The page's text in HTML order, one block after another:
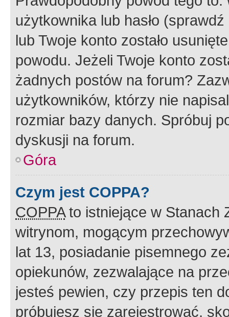
użytkownika lub hasło
lub Twoje konto zostało
powodu. Jeżeli Twoje konto
żadnych postów na forum?
użytkowników, którzy nie
rozmiar bazy danych. Spróbuj
dyskusji na forum.
Góra
Czym jest COPPA?
COPPAto istniejące w Stanach
witrynom, mogącym
lat 13, posiadanie pisemnego
opiekunów, zezwalające na
jesteś pewien, czy przepis ten
próbujesz się zarejestrować,